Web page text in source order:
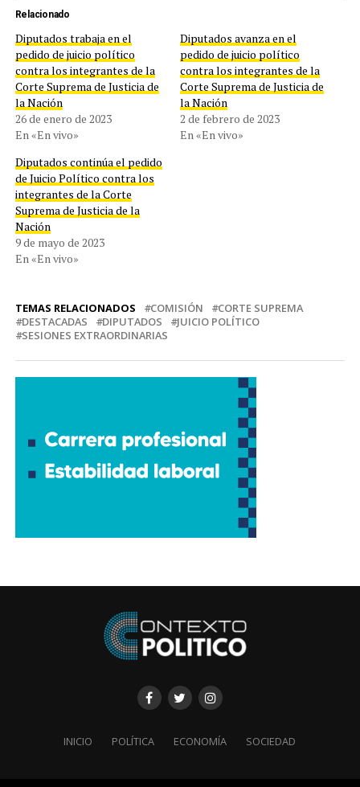
Relacionado
Diputados trabaja en el
pedido de juicio político
contra los integrantes de la
Corte Suprema de Justicia de
la Nación
26 de enero de 2023
En «En vivo»
Diputados avanza en el
pedido de juicio político
contra los integrantes de la
Corte Suprema de Justicia de
la Nación
2 de febrero de 2023
En «En vivo»
Diputados continúa el pedido
de Juicio Político contra los
integrantes de la Corte
Suprema de Justicia de la
Nación
9 de mayo de 2023
En «En vivo»
TEMAS RELACIONADOS COMISIÓN
CORTE SUPREMA
DESTACADAS
DIPUTADOS
JUICIO POLÍTICO
SESIONES EXTRAORDINARIAS
INICIO POLÍTICA ECONOMÍA SOCIEDAD